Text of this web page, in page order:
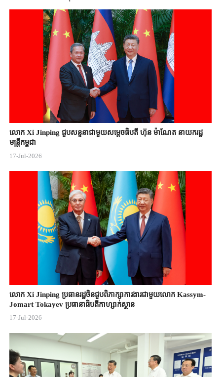
លោក Xi Jinping ជួបសន្ទនាជាមួយសម្តេចធិបតី ហ៊ុន ម៉ាណែត នាយករដ្ឋ
មន្ត្រីកម្ពុជា
17-Jul-2026
លោក Xi Jinping ប្រធានរដ្ឋចិន​ជួបពិភាក្សា​ការងារជាមួយ​លោក Kassym-
Jomart ​Tokayev ​ប្រធានាធិបតី​កាហ្សាក់ស្ថាន​
17-Jul-2026